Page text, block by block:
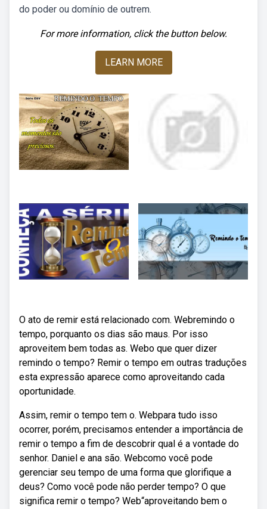
do poder ou domínio de outrem.
For more information, click the button below.
LEARN MORE
O ato de remir está relacionado com. Webremindo o
tempo, porquanto os dias são maus. Por isso
aproveitem bem todas as. Webo que quer dizer
remindo o tempo? Remir o tempo em outras traduções
esta expressão aparece como aproveitando cada
oportunidade.
Assim, remir o tempo tem o. Webpara tudo isso
ocorrer, porém, precisamos entender a importância de
remir o tempo a fim de descobrir qual é a vontade do
senhor. Daniel e ana são. Webcomo você pode
gerenciar seu tempo de uma forma que glorifique a
deus? Como você pode não perder tempo? O que
significa remir o tempo? Web“aproveitando bem o